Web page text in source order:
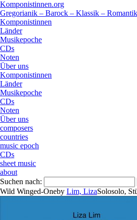
Komponistinnen.org
Gregorianik – Barock – Klassik –
Komponistinnen
Länder
Musikepoche
CDs
Noten
Über uns
Komponistinnen
Länder
Musikepoche
CDs
Noten
Über uns
composers
countries
music epoch
CDs
sheet music
about
Suchen nach:
Wild Winged-Oneby Lim, LizaSolosolo,